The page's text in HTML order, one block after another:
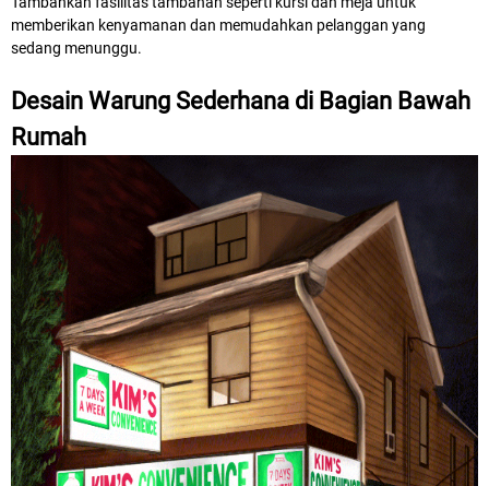
memberikan kenyamanan dan memudahkan pelanggan yang
sedang menunggu.
Desain Warung Sederhana di Bagian Bawah
Rumah